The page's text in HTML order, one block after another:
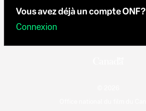
Vous avez déjà un compte ONF?
Connexion